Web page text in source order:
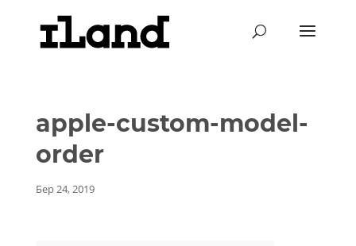
apple-custom-model-
order
Бер 24, 2019